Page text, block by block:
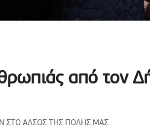
από τον
ΣΤΟ ΑΛΣΟΣ ΤΗΣ ΠΟΛΗΣ ΜΑΣ